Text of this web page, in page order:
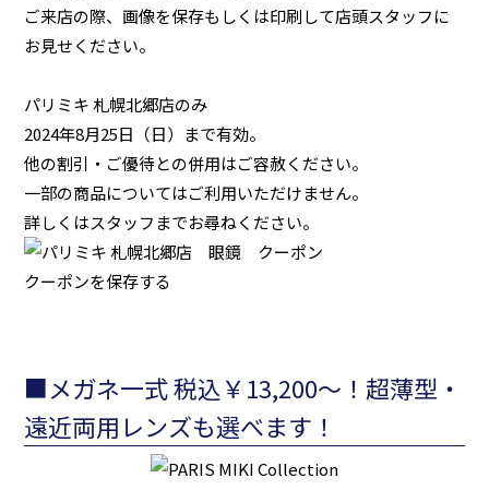
ご来店の際、画像を保存もしくは印刷して店頭スタッフに
お見せください。
パリミキ 札幌北郷店のみ
2024年8月25日（日）まで有効。
他の割引・ご優待との併用はご容赦ください。
一部の商品についてはご利用いただけません。
詳しくはスタッフまでお尋ねください。
クーポンを保存する
■メガネ一式 税込￥13,200～！超薄型・
遠近両用レンズも選べます！